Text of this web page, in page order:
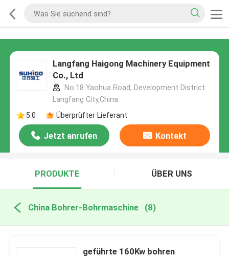
Langfang Haigong Machinery Equipment
Co., Ltd
No.18 Yaohua Road, Development District
Langfang City,China
5.0
Überprüfter Lieferant
Jetzt anrufen Kontakt
PRODUKTE ÜBER UNS
China Bohrer-Bohrmaschine (8)
geführte 160Kw bohren